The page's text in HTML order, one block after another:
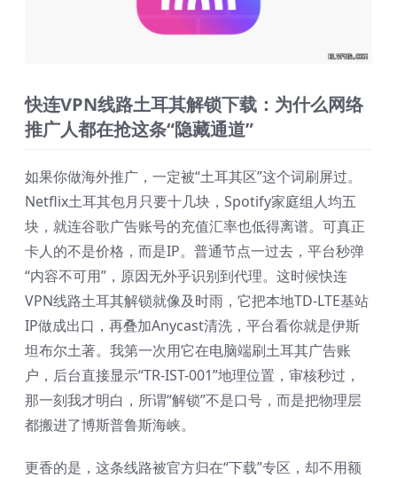
快连VPN线路土耳其解锁下载：为什么网络
推广人都在抢这条“隐藏通道”
如果你做海外推广，一定被“土耳其区”这个词刷屏过。
Netflix土耳其包月只要十几块，Spotify家庭组人均五
块，就连谷歌广告账号的充值汇率也低得离谱。可真正
卡人的不是价格，而是IP。普通节点一过去，平台秒弹
“内容不可用”，原因无外乎识别到代理。这时候快连
VPN线路土耳其解锁就像及时雨，它把本地TD-LTE基站
IP做成出口，再叠加Anycast清洗，平台看你就是伊斯
坦布尔土著。我第一次用它在电脑端刷土耳其广告账
户，后台直接显示“TR-IST-001”地理位置，审核秒过，
那一刻我才明白，所谓“解锁”不是口号，而是把物理层
都搬进了博斯普鲁斯海峡。
更香的是，这条线路被官方归在“下载”专区，却不用额